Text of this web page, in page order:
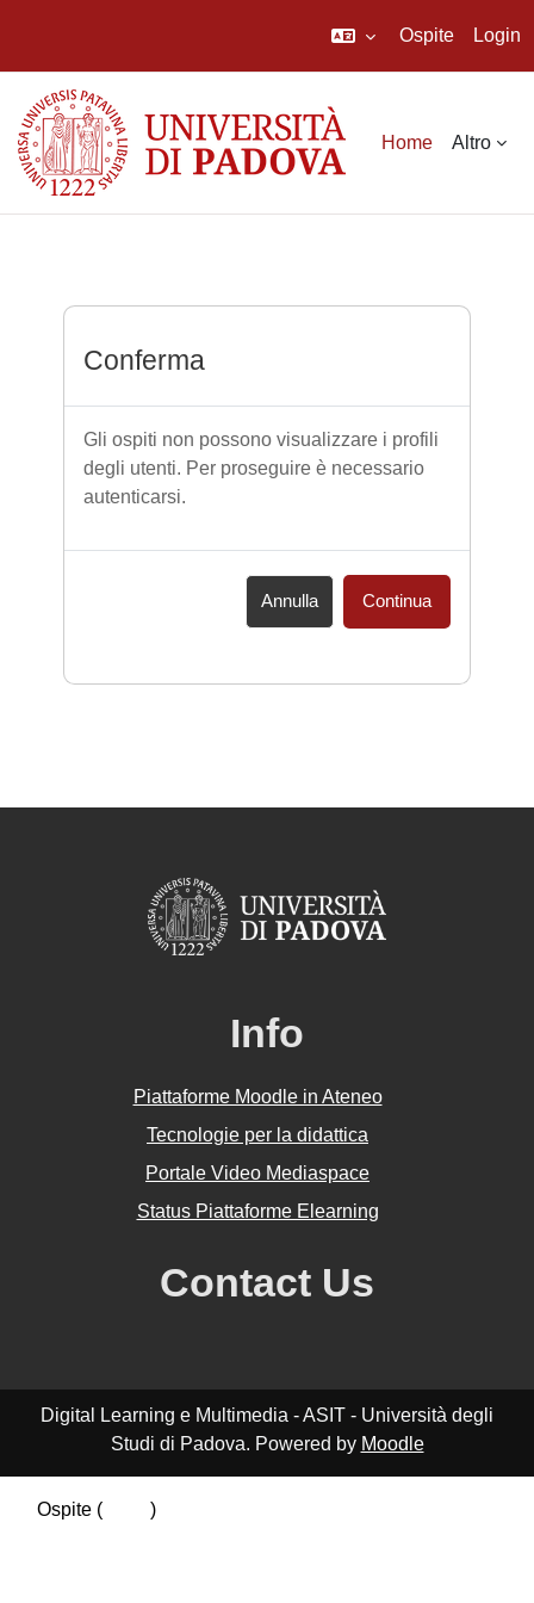
Ospite Login
Home Altro
Conferma
Gli ospiti non possono visualizzare i profili
degli utenti. Per proseguire è necessario
autenticarsi.
Annulla Continua
Info
Piattaforme Moodle in Ateneo
Tecnologie per la didattica
Portale Video Mediaspace
Status Piattaforme Elearning
Contact Us
Digital Learning e Multimedia - ASIT - Università degli
Studi di Padova. Powered by Moodle
Ospite (
)